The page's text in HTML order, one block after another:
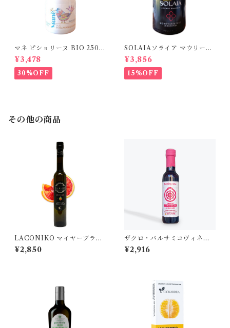
マネ ピショリーヌ BIO 250m
l¥3,478
30%OFF
SOLAIAソライア マウリーノ
250ml
¥3,856
15%OFF
その他の商品
LACONIKO マイヤーブラッ
ドオレンジ フレーバーオリー
ブオイル 200ml
¥2,850
ザクロ・バルサミコヴィネカ
ー 250ml
¥2,916